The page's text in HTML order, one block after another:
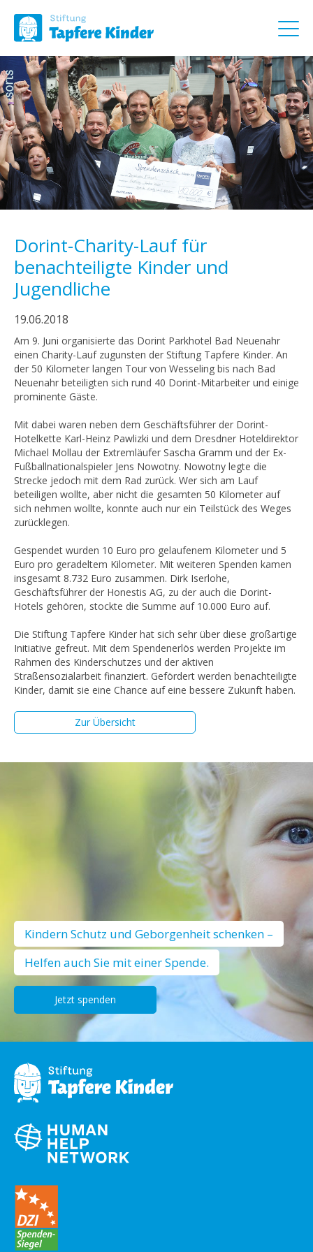
Dorint-Charity-Lauf für
benachteiligte Kinder und
Jugendliche
19.06.2018
Am 9. Juni organisierte das Dorint Parkhotel Bad Neuenahr
einen Charity-Lauf zugunsten der Stiftung Tapfere Kinder. An
der 50 Kilometer langen Tour von Wesseling bis nach Bad
Neuenahr beteiligten sich rund 40 Dorint-Mitarbeiter und einige
prominente Gäste.
Mit dabei waren neben dem Geschäftsführer der Dorint-
Hotelkette Karl-Heinz Pawlizki und dem Dresdner Hoteldirektor
Michael Mollau der Extremläufer Sascha Gramm und der Ex-
Fußballnationalspieler Jens Nowotny. Nowotny legte die
Strecke jedoch mit dem Rad zurück. Wer sich am Lauf
beteiligen wollte, aber nicht die gesamten 50 Kilometer auf
sich nehmen wollte, konnte auch nur ein Teilstück des Weges
zurücklegen.
Gespendet wurden 10 Euro pro gelaufenem Kilometer und 5
Euro pro geradeltem Kilometer. Mit weiteren Spenden kamen
insgesamt 8.732 Euro zusammen. Dirk Iserlohe,
Geschäftsführer der Honestis AG, zu der auch die Dorint-
Hotels gehören, stockte die Summe auf 10.000 Euro auf.
Die Stiftung Tapfere Kinder hat sich sehr über diese großartige
Initiative gefreut. Mit dem Spendenerlös werden Projekte im
Rahmen des Kinderschutzes und der aktiven
Straßensozialarbeit finanziert. Gefördert werden benachteiligte
Kinder, damit sie eine Chance auf eine bessere Zukunft haben.
Zur Übersicht
Kindern Schutz und Geborgenheit schenken –
Helfen auch Sie mit einer Spende.
Jetzt spenden